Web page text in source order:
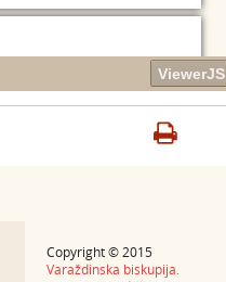
Copyright © 2015
Varaždinska biskupija.